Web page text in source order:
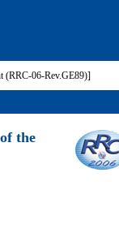
(RRC-06-Rev.GE89)]
the